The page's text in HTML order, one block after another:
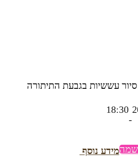
סיור עששיות בגבעת התיתורה
-
18:30
מידע נוסף